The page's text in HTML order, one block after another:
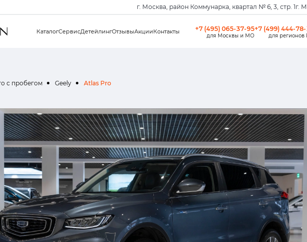
г. Москва, район Коммунарка, квартал № 6, 3, стр. 1г.
КаталогСервисДетейлингОтзывыАкцииКонтакты +7 (495) 065-37-95
для Москвы и МО
+7 (499) 444-
для регионов
с пробегом Geely Atlas Pro